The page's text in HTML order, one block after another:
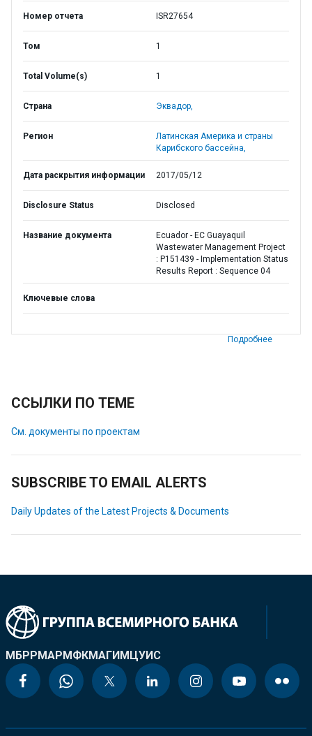
Номер отчета ISR27654
Том 1
Total Volume(s) 1
Страна Эквадор,
Регион
Латинская Америка и страны
Карибского бассейна,
Дата раскрытия информации 2017/05/12
Disclosure Status Disclosed
Название документа
Ecuador - EC Guayaquil
Wastewater Management Project
: P151439 - Implementation Status
Results Report : Sequence 04
Ключевые слова
Подробнее
ССЫЛКИ ПО ТЕМЕ
См. документы по проектам
SUBSCRIBE TO EMAIL ALERTS
Daily Updates of the Latest Projects & Documents
МБРРМАРМФКМАГИМЦУИС